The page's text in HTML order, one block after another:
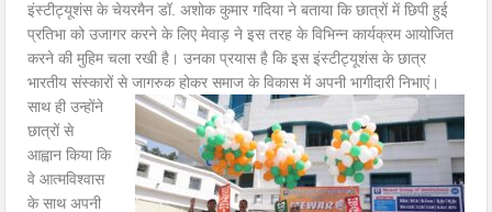
इंस्टीट्यूशंस के चेयरमैन डॉ. अशोक कुमार गदिया ने बताया कि छात्रों में छिपी हुई
प्रतिभा को उजागर करने के लिए मेवाड़ ने इस तरह के विभिन्न कार्यक्रम आयोजित
करने की मुहिम चला रखी है। उनका प्रयास है कि इस इंस्टीट्यूशंस के छात्र
भारतीय संस्कारों से जागरुक होकर समाज के विकास में अपनी भागीदारी निभाएं।
साथ ही उन्होंने
छात्रों से
आह्वान किया कि
वे आत्मविश्वास
के साथ अपनी